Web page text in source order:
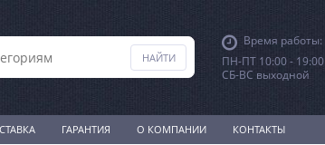
Время работы:
ПН-ПТ 10:00 - 19:00
СБ-ВС выходной
ГАРАНТИЯ О КОМПАНИИ КОНТАКТЫ